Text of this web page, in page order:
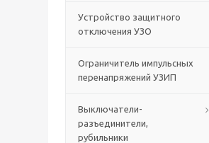
Устройство защитного
отключения УЗО
Ограничитель импульсных
перенапряжений УЗИП
Выключатели-
разъединители,
рубильники